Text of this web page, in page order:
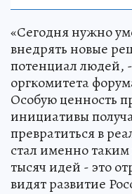
«Сегодня нужно
внедрять новые
потенциал людей,
оргкомитета
Особую ценность
инициативы
превратиться в
стал именно
тысяч идей - это
видят развитие